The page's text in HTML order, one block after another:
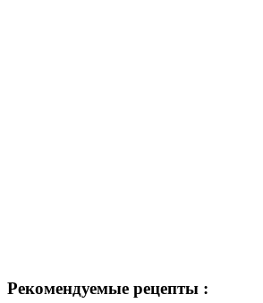
Рекомендуемые рецепты :